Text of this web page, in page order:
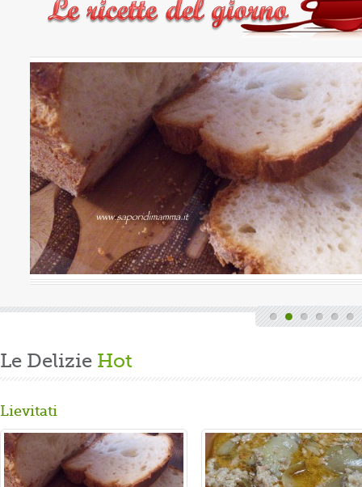
Panbrioche al Miele senza
uova
Valutazione media: (0 / 5)
Oggi è domenica, quindi finita la fatica del lavoro settimanale
e delle faccende di casa, mi dedico alla mia grande passione.
Volevo preparare un panbrioche salutare per la ...
Gusta...
Le Delizie Hot
Lievitati